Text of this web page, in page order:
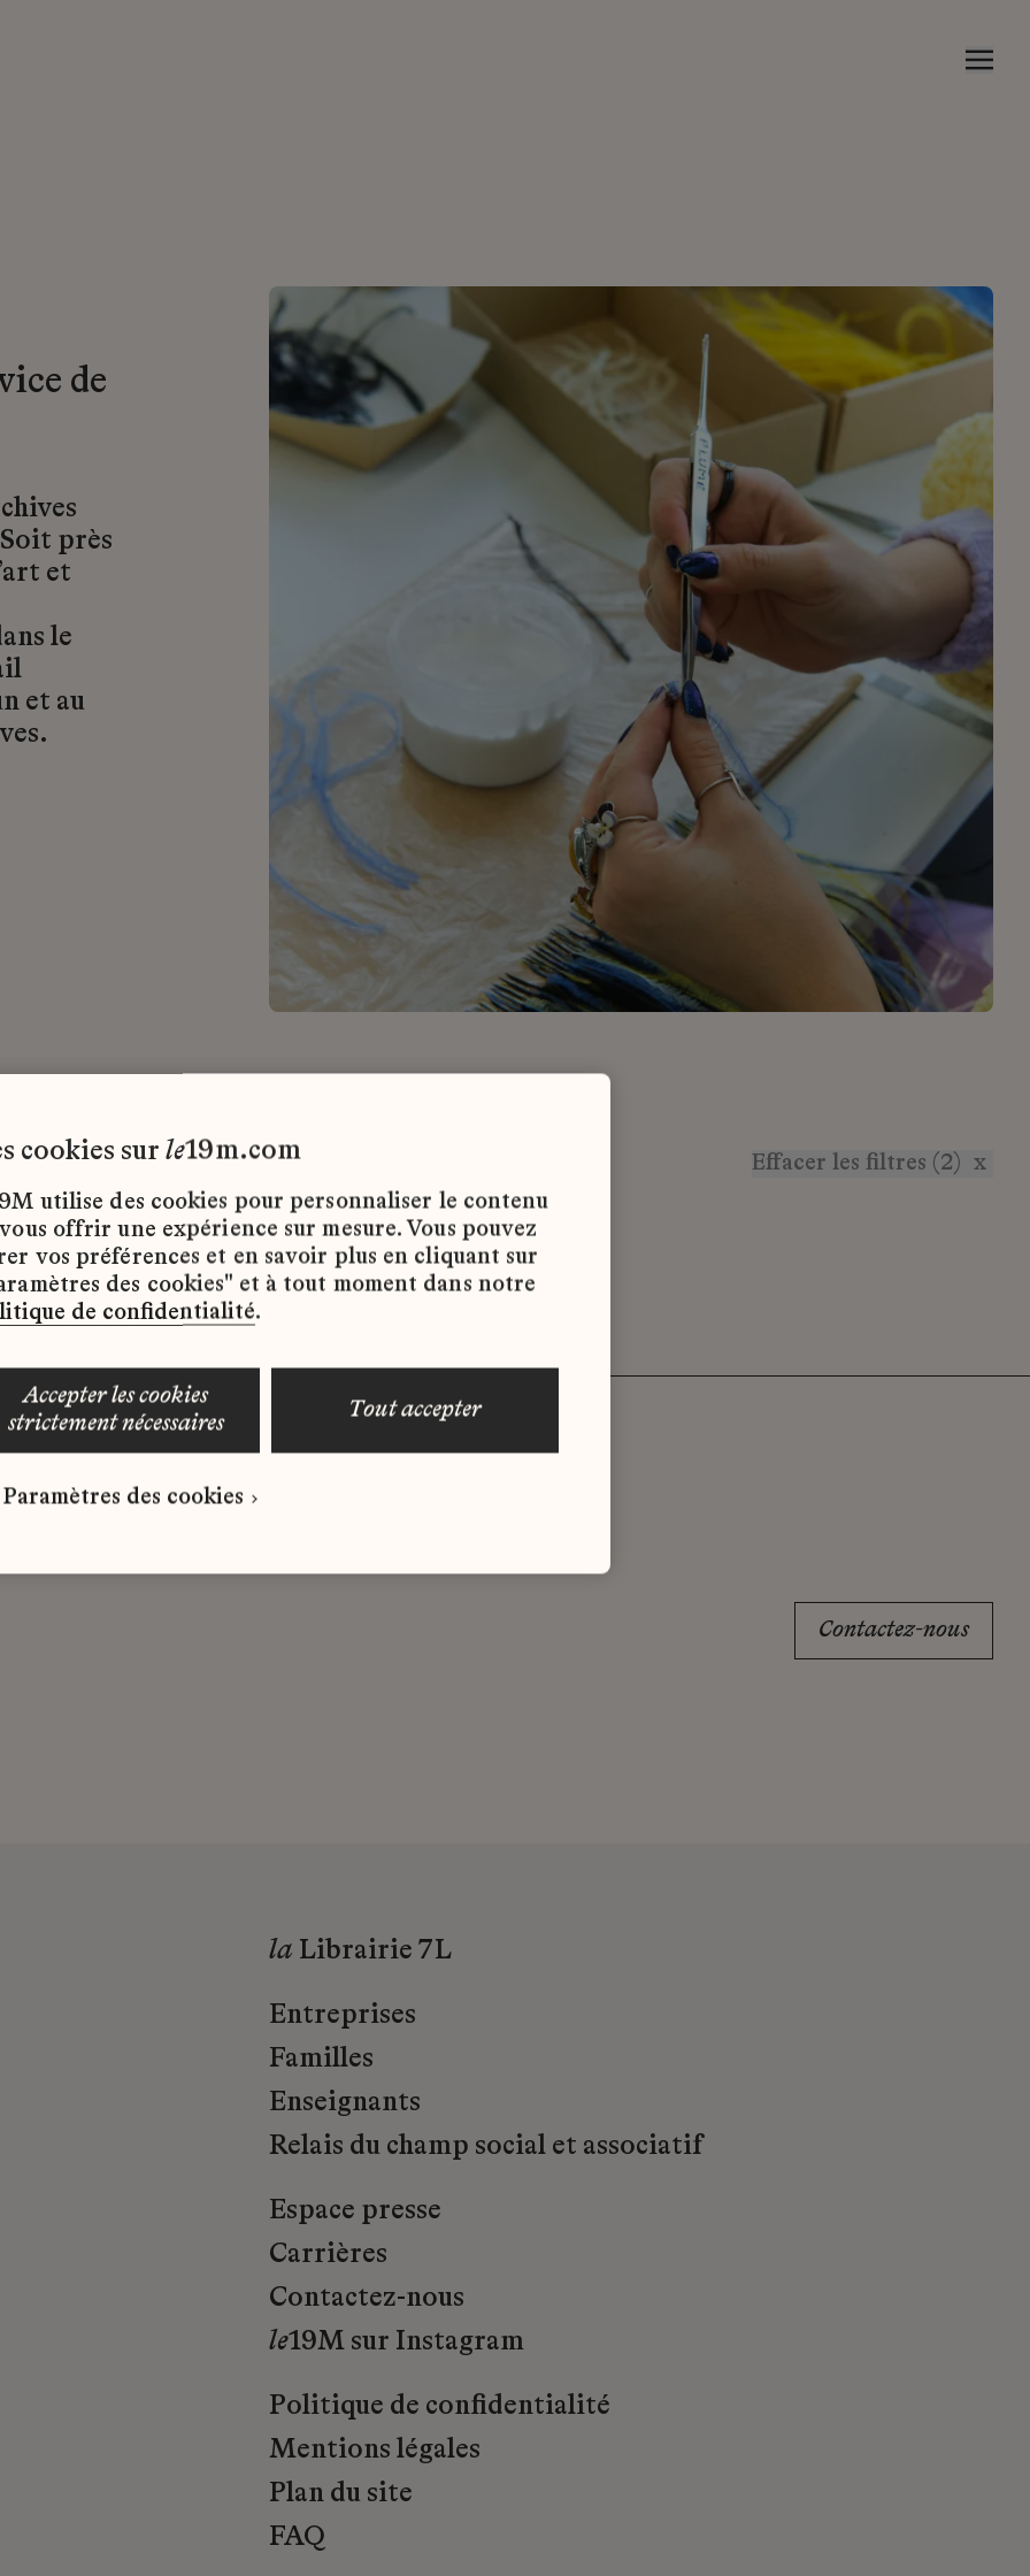
de
près
et
le
et au
Effacer les filtres (2) x
d’emploi disponibles pour le moment.
correspond à votre profil ?
spontanée dès maintenant.
Contactez-nous
la Librairie 7L
Entreprises
Familles
Enseignants
Relais du champ social et associatif
Espace presse
Carrières
Contactez-nous
le19M sur Instagram
Politique de confidentialité
Mentions légales
Plan du site
FAQ
cookies sur le19m.com
utilise des cookies pour personnaliser le contenu
offrir une expérience sur mesure. Vous pouvez
vos préférences et en savoir plus en cliquant sur
des cookies" et à tout moment dans notre
de confidentialité.
accepter les cookies
strictement nécessaires
tout accepter
Paramètres des cookies